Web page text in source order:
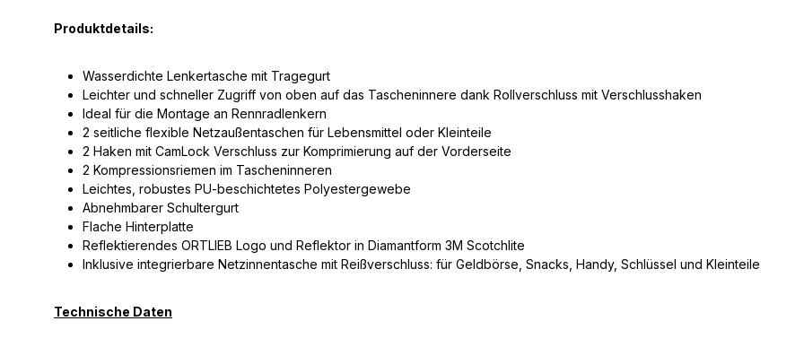
Produktdetails:
Wasserdichte Lenkertasche mit Tragegurt
Leichter und schneller Zugriff von oben auf das Tascheninnere dank Rollverschluss mit Verschlusshaken
Ideal für die Montage an Rennradlenkern
2 seitliche flexible Netzaußentaschen für Lebensmittel oder Kleinteile
2 Haken mit CamLock Verschluss zur Komprimierung auf der Vorderseite
2 Kompressionsriemen im Tascheninneren
Leichtes, robustes PU-beschichtetes Polyestergewebe
Abnehmbarer Schultergurt
Flache Hinterplatte
Reflektierendes ORTLIEB Logo und Reflektor in Diamantform 3M Scotchlite
Inklusive integrierbare Netzinnentasche mit Reißverschluss: für Geldbörse, Snacks, Handy, Schlüssel und Kleinteile
Technische Daten